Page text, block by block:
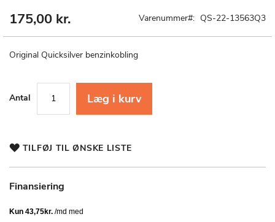
175,00 kr. Varenummer QS-22-13563Q3
Original Quicksilver benzinkobling
Antal Læg i kurv
TILFØJ TIL ØNSKE LISTE
Finansiering
Gå
af